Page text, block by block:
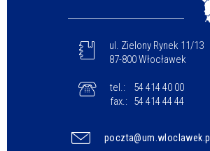
ul. Zielony Rynek 11/13
87-800 Włocławek
tel.:
54 414 40 00
fax.:
54 414 44 44
poczta@um.wloclawek.pl